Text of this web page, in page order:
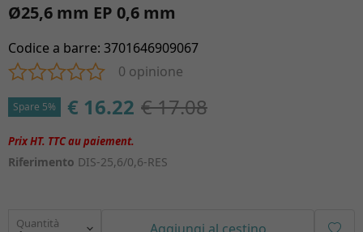
Ø25,6 mm EP 0,6 mm
Codice a barre: 3701646909067
0 opinione
Spare 5% € 16.22 € 17.08
Riferimento DIS-25,6/0,6-RES
Quantità